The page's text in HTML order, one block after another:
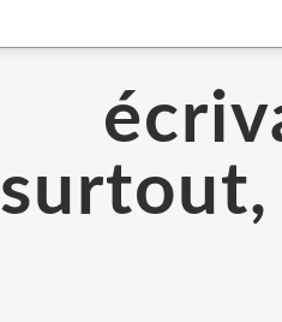
surtout,